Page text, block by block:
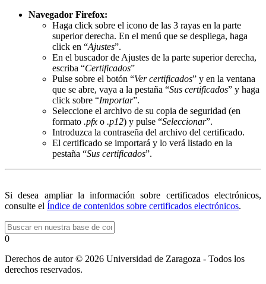
Navegador Firefox:
Haga click sobre el icono de las 3 rayas en la parte
superior derecha. En el menú que se despliega, haga
click en “Ajustes”.
En el buscador de Ajustes de la parte superior derecha,
escriba “Certificados”
Pulse sobre el botón “Ver certificados” y en la ventana
que se abre, vaya a la pestaña “Sus certificados” y haga
click sobre “Importar”.
Seleccione el archivo de su copia de seguridad (en
formato .pfx o .p12) y pulse “Seleccionar”.
Introduzca la contraseña del archivo del certificado.
El certificado se importará y lo verá listado en la
pestaña “Sus certificados”.
Si desea ampliar la información sobre certificados electrónicos,
consulte el Índice de contenidos sobre certificados electrónicos.
0
Derechos de autor © 2026 Universidad de Zaragoza - Todos los
derechos reservados.